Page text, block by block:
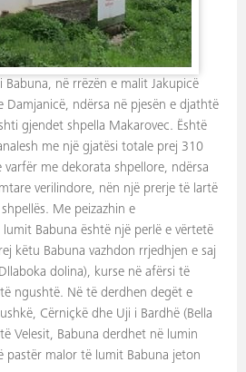
në rrëzën e malit Jakupicë
Damjanicë, ndërsa në pjesën e djathtë
gjendet shpella Makarovec. Është
me një gjatësi totale prej 310
varfër me dekorata shpellore, ndërsa
verilindore, nën një prerje të lartë
Me peizazhin e
Babuna është një perlë e vërtetë
këtu Babuna vazhdon rrjedhjen e saj
dolina), kurse në afërsi të
ngushtë. Në të derdhen degët e
Cërniçkë dhe Uji i Bardhë (Bella
Velesit, Babuna derdhet në lumin
pastër malor të lumit Babuna jeton